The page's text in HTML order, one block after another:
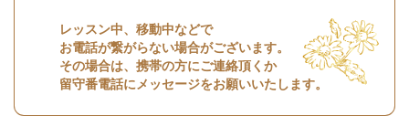
レッスン中、移動中などで
お電話が繋がらない場合がございます。
その場合は、携帯の方にご連絡頂くか
留守番電話にメッセージをお願いいたします。